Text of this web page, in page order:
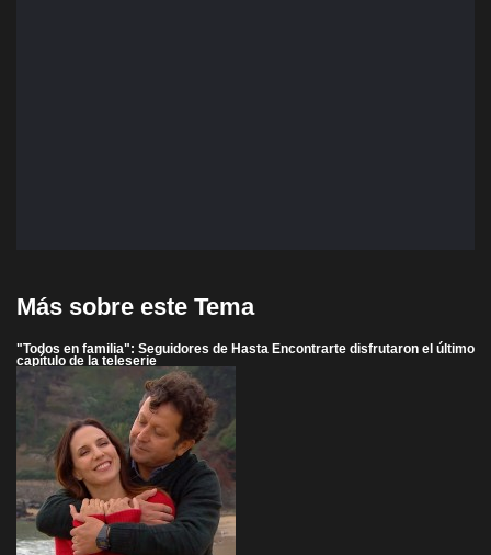
Más sobre este Tema
"Todos en familia": Seguidores de Hasta Encontrarte disfrutaron el último
capítulo de la teleserie